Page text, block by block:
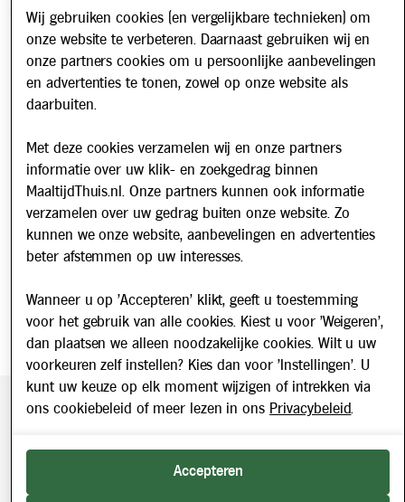
Veelgestelde vragen
Werken bij
Nieuws
Nieuwsbrief
Schrijf u in voor onze nieuwsbrief en blijf op de hoogte van
updates over Maaltijd Thuis!
E-mailadres
Beveiligde betaling middels SEPA incasso. Getoonde prijzen
2026 © Maaltijd Thuis. Alle rechten voorbehouden.
Wij gebruiken cookies (en vergelijkbare technieken) om
onze website te verbeteren. Daarnaast gebruiken wij en
onze partners cookies om u persoonlijke aanbevelingen
en advertenties te tonen, zowel op onze website als
daarbuiten.
Met deze cookies verzamelen wij en onze partners
informatie over uw klik- en zoekgedrag binnen
MaaltijdThuis.nl. Onze partners kunnen ook informatie
verzamelen over uw gedrag buiten onze website. Zo
kunnen we onze website, aanbevelingen en advertenties
beter afstemmen op uw interesses.
Wanneer u op 'Accepteren' klikt, geeft u toestemming
voor het gebruik van alle cookies. Kiest u voor 'Weigeren',
dan plaatsen we alleen noodzakelijke cookies. Wilt u uw
voorkeuren zelf instellen? Kies dan voor 'Instellingen'. U
kunt uw keuze op elk moment wijzigen of intrekken via
ons cookiebeleid of meer lezen in ons Privacybeleid.
Accepteren